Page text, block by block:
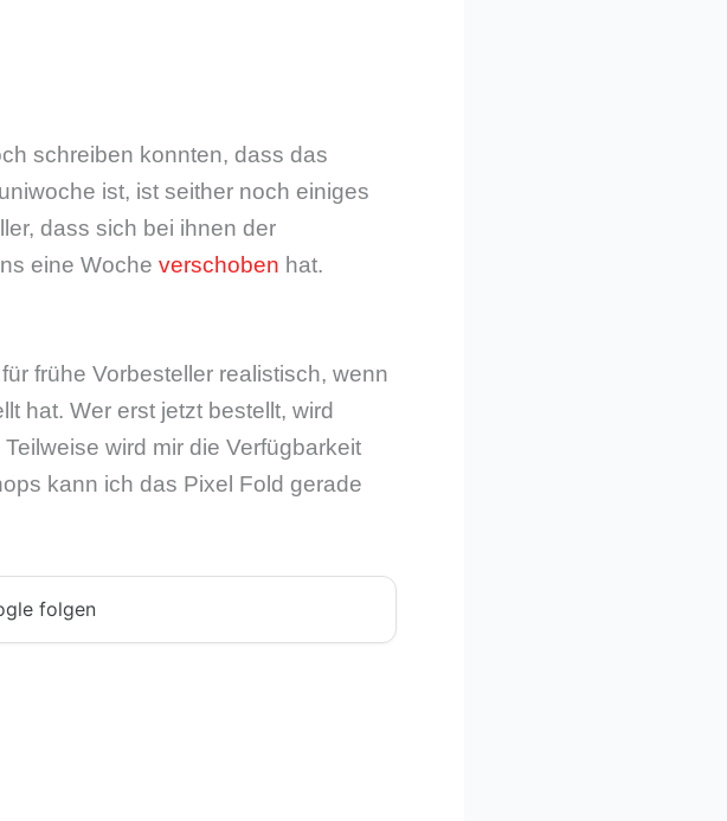
schreiben konnten, dass das
ist, ist seither noch einiges
dass sich bei ihnen der
eine Woche verschoben hat.
frühe Vorbesteller realistisch, wenn
hat. Wer erst jetzt bestellt, wird
wird mir die Verfügbarkeit
kann ich das Pixel Fold gerade
folgen